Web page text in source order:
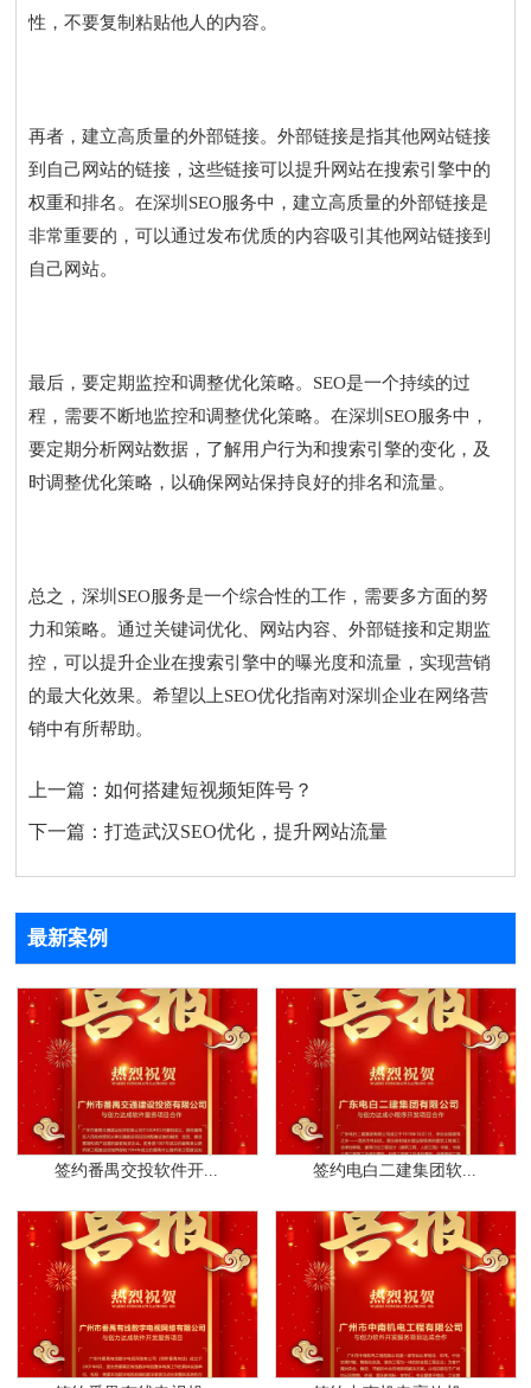
性，不要复制粘贴他人的内容。
再者，建立高质量的外部链接。外部链接是指其他网站链接
到自己网站的链接，这些链接可以提升网站在搜索引擎中的
权重和排名。在深圳SEO服务中，建立高质量的外部链接是
非常重要的，可以通过发布优质的内容吸引其他网站链接到
自己网站。
最后，要定期监控和调整优化策略。SEO是一个持续的过
程，需要不断地监控和调整优化策略。在深圳SEO服务中，
要定期分析网站数据，了解用户行为和搜索引擎的变化，及
时调整优化策略，以确保网站保持良好的排名和流量。
总之，深圳SEO服务是一个综合性的工作，需要多方面的努
力和策略。通过关键词优化、网站内容、外部链接和定期监
控，可以提升企业在搜索引擎中的曝光度和流量，实现营销
的最大化效果。希望以上SEO优化指南对深圳企业在网络营
销中有所帮助。
上一篇：如何搭建短视频矩阵号？
下一篇：打造武汉SEO优化，提升网站流量
最新案例
签约番禺交投软件开... 签约电白二建集团软...